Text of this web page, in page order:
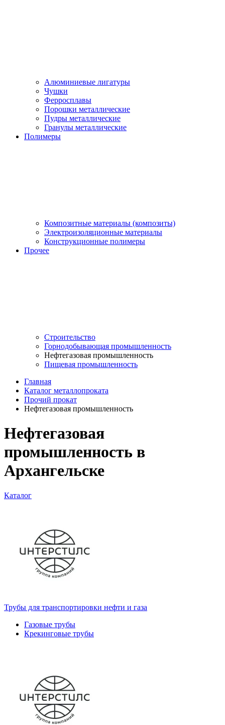
Алюминиевые лигатуры
Чушки
Ферросплавы
Порошки металлические
Пудры металлические
Гранулы металлические
Полимеры
Композитные материалы (композиты)
Электроизоляционные материалы
Конструкционные полимеры
Прочее
Строительство
Горнодобывающая промышленность
Нефтегазовая промышленность
Пищевая промышленность
Главная
Каталог металлопроката
Прочий прокат
Нефтегазовая промышленность
Нефтегазовая
промышленность в
Архангельске
Каталог
Трубы для транспортировки нефти и газа
Газовые трубы
Крекинговые трубы